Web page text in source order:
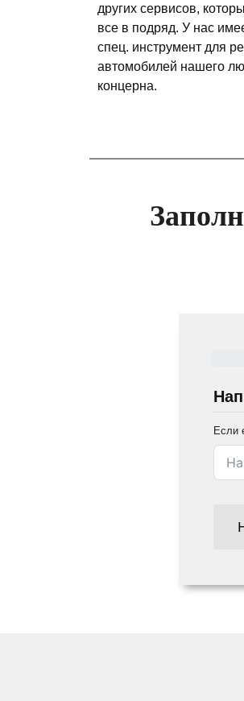
других сервисов,
все в подряд. У нас
спец. инструмент для
автомобилей нашего
концерна.
Если